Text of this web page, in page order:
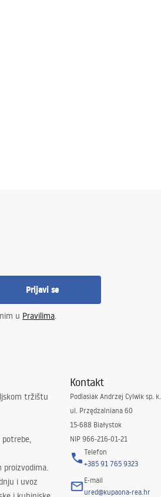
Prijavi se
u Pravilima.
tržištu
potrebe,
i uvoz
Kontakt
Podlasiak Andrzej Cylwik sp. k.
ul. Przędzalniana 60
15-688 Białystok
NIP 966-216-01-21
Telefon
+385 91 765 9323
E-mail
ured@kupaona-rea.hr